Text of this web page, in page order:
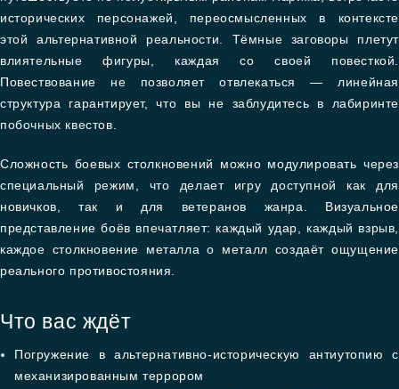
исторических персонажей, переосмысленных в контексте
этой альтернативной реальности. Тёмные заговоры плетут
влиятельные фигуры, каждая со своей повесткой.
Повествование не позволяет отвлекаться — линейная
структура гарантирует, что вы не заблудитесь в лабиринте
побочных квестов.
Сложность боевых столкновений можно модулировать через
специальный режим, что делает игру доступной как для
новичков, так и для ветеранов жанра. Визуальное
представление боёв впечатляет: каждый удар, каждый взрыв,
каждое столкновение металла о металл создаёт ощущение
реального противостояния.
Что вас ждёт
Погружение в альтернативно-историческую антиутопию с
механизированным террором